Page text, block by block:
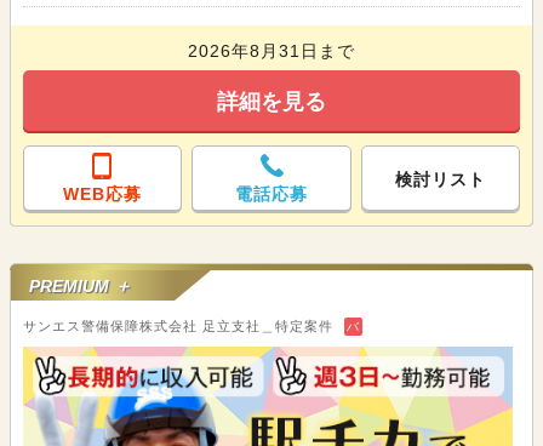
2026年8月31日まで
詳細を見る
WEB応募 電話応募
検討リスト
PREMIUM ＋
サンエス警備保障株式会社 足立支社＿特定案件 バ